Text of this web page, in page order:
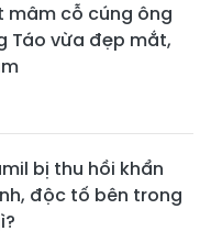
mâm cỗ cúng ông
Táo vừa đẹp mắt,
bị thu hồi khẩn
độc tố bên trong